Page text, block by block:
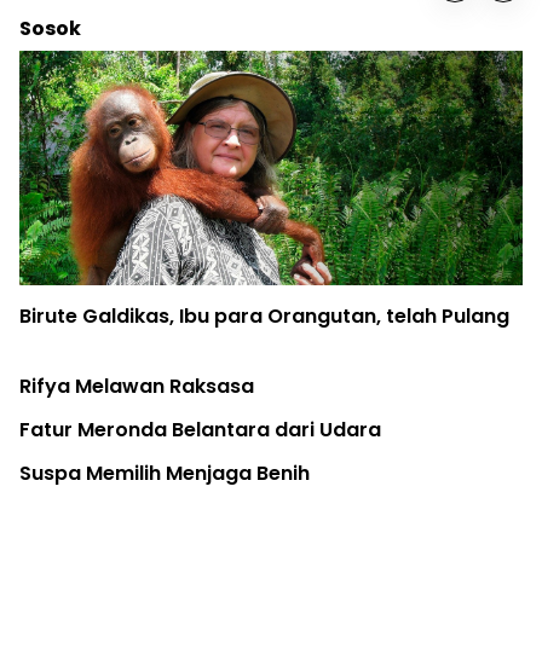
Galdikas, Ibu para Orangutan, telah Pulang
Melawan Raksasa
Meronda Belantara dari Udara
Memilih Menjaga Benih